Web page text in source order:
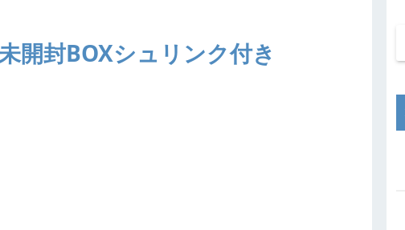
開封BOXシュリンク付き